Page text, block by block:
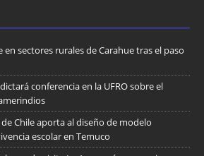
en sectores rurales de Carahue tras el paso
conferencia en la UFRO sobre el
Chile aporta al diseño de modelo
escolar en Temuco